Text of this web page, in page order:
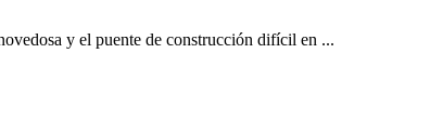
y el puente de construcción difícil en ...